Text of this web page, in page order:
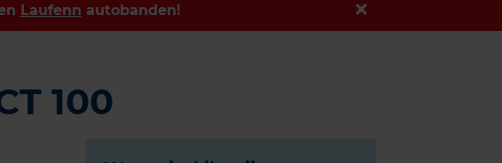
Laufenn autobanden!
100